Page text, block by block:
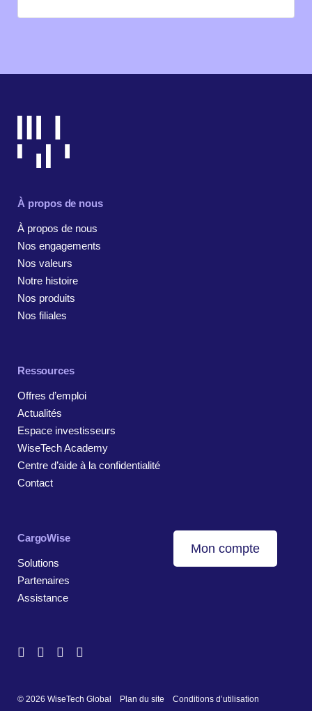
À propos de nous
À propos de nous
Nos engagements
Nos valeurs
Notre histoire
Nos produits
Nos filiales
Ressources
Offres d’emploi
Actualités
Espace investisseurs
WiseTech Academy
Centre d’aide à la confidentialité
Contact
CargoWise
Solutions
Partenaires
Assistance
Mon compte
© 2026 WiseTech Global Plan du site Conditions d’utilisation